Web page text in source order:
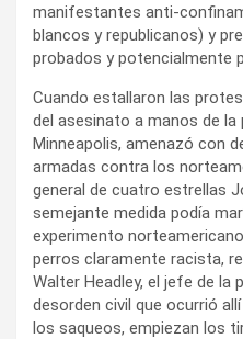
manifestantes anti-
blancos y republicanos) y
probados y potencialmente
Cuando estallaron las
del asesinato a manos de la
Minneapolis, amenazó con
armadas contra los
general de cuatro estrellas
semejante medida podía
experimento
perros claramente racista,
Walter Headley, el jefe de la
desorden civil que ocurrió
los saqueos, empiezan los